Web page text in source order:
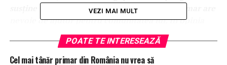
susține toate proiectele, atunci când orice primar are
nevoie de ajutor pentru comunitatea lui. În opinia
mea, acesta este rolul nostru acolo, în Parlament. Să
facem tot ce putem pentru oamenii care și-au pus
speranța în noi„, a declarat Costel Barbu pentru
VEZI MAI MULT
POATE TE INTERESEAZĂ
Cel mai tânăr primar din România nu vrea să